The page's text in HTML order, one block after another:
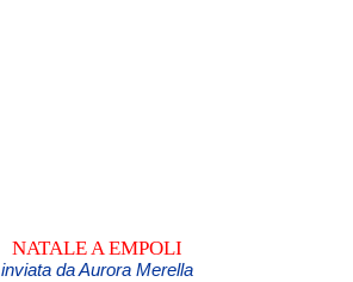
NATALE A EMPOLI
inviata da Aurora Merella